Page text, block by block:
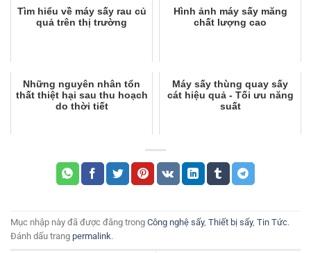
Tìm hiểu về máy sấy rau củ
quả trên thị trường
Hình ảnh máy sấy măng
chất lượng cao
Những nguyên nhân tổn
thất thiệt hại sau thu hoạch
do thời tiết
Máy sấy thùng quay sấy
cát hiệu quả - Tối ưu năng
suất
Mục nhập này đã được đăng trong Công nghệ sấy, Thiết bị sấy, Tin Tức.
Đánh dấu trang permalink.